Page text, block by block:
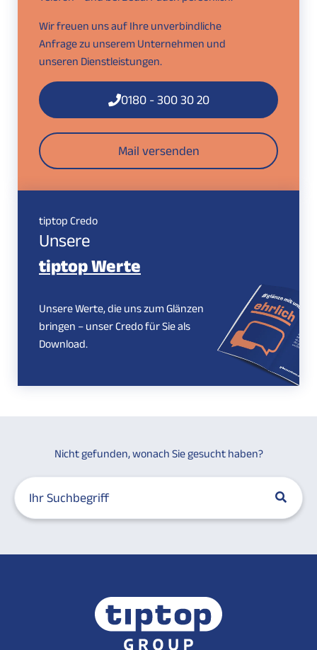
Wir freuen uns auf Ihre unverbindliche
Anfrage zu unserem Unternehmen und
unseren Dienstleistungen.
0180 - 300 30 20
Mail versenden
tiptop Credo
Unsere
tiptop Werte
Unsere Werte, die uns zum Glänzen
bringen – unser Credo für Sie als
Download.
Nicht gefunden, wonach Sie gesucht haben?